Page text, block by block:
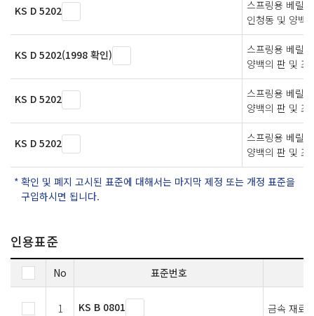
KS D 5202
스프링용 베릴
인청동 및 양백
KS D 5202(1998 확인)
스프링용 베릴
양백의 판 및 조
KS D 5202
스프링용 베릴
양백의 판 및 조
KS D 5202
스프링용 베릴
양백의 판 및 조
확인 및 폐지 고시된 표준에 대해서는 마지막 제정 또는 개정 표준을
구입하시면 됩니다.
인용표준
No 표준번호
1 KS B 0801 금속 재료